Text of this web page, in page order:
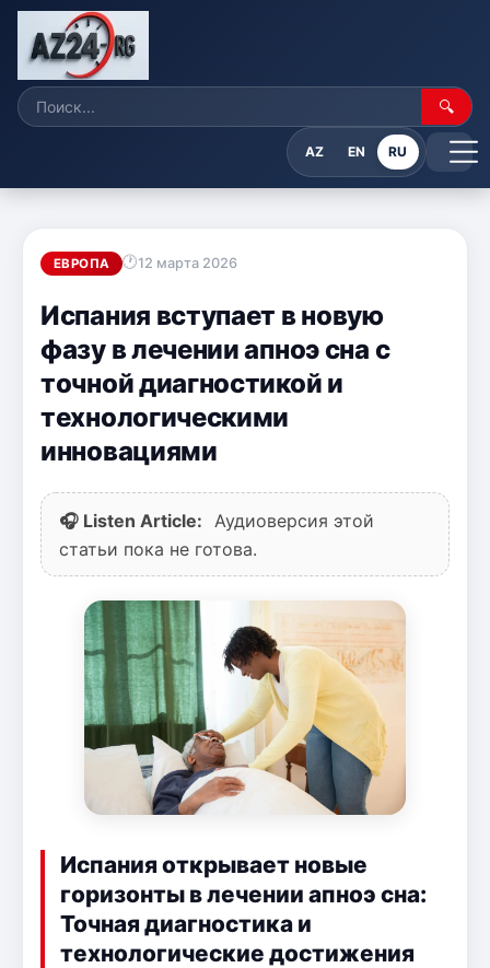
🔍
AZ EN RU
ЕВРОПА 12 марта 2026
Испания вступает в новую
фазу в лечении апноэ сна с
точной диагностикой и
технологическими
инновациями
🎧 Listen Article:
Аудиоверсия этой
статьи пока не готова.
Испания открывает новые
горизонты в лечении апноэ сна:
Точная диагностика и
технологические достижения